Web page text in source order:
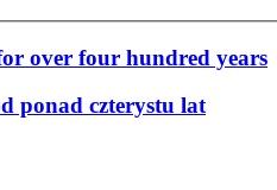
over four hundred years
ponad czterystu lat